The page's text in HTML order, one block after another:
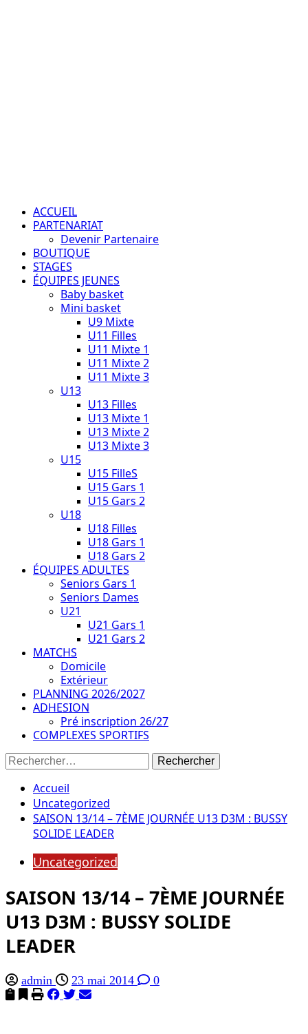
ACCUEIL
PARTENARIAT
Devenir Partenaire
BOUTIQUE
STAGES
ÉQUIPES JEUNES
Baby basket
Mini basket
U9 Mixte
U11 Filles
U11 Mixte 1
U11 Mixte 2
U11 Mixte 3
U13
U13 Filles
U13 Mixte 1
U13 Mixte 2
U13 Mixte 3
U15
U15 FilleS
U15 Gars 1
U15 Gars 2
U18
U18 Filles
U18 Gars 1
U18 Gars 2
ÉQUIPES ADULTES
Seniors Gars 1
Seniors Dames
U21
U21 Gars 1
U21 Gars 2
MATCHS
Domicile
Extérieur
PLANNING 2026/2027
ADHESION
Pré inscription 26/27
COMPLEXES SPORTIFS
Rechercher :
Accueil
Uncategorized
SAISON 13/14 – 7ÈME JOURNÉE U13 D3M : BUSSY
SOLIDE LEADER
Uncategorized
SAISON 13/14 – 7ÈME JOURNÉE
U13 D3M : BUSSY SOLIDE
LEADER
admin 23 mai 2014 0